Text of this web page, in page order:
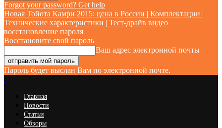
Forgot your password? Get help
Новая Тойота Камри 2015: цена в России | Комплектации |
Технические характеристики | Тест-драйв видео
восстановление пароля
Восстановите свой пароль
Ваш адрес электронной почты
Пароль будет выслан Вам по электронной почте.
Главная
Новости
Статьи
Обзоры